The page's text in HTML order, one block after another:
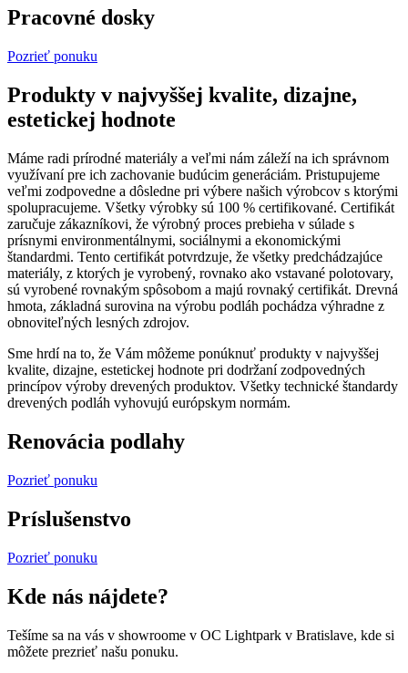
Pracovné dosky
Pozrieť ponuku
Produkty v najvyššej kvalite, dizajne,
estetickej hodnote
Máme radi prírodné materiály a veľmi nám záleží na ich správnom
využívaní pre ich zachovanie budúcim generáciám. Pristupujeme
veľmi zodpovedne a dôsledne pri výbere našich výrobcov s ktorými
spolupracujeme. Všetky výrobky sú 100 % certifikované. Certifikát
zaručuje zákazníkovi, že výrobný proces prebieha v súlade s
prísnymi environmentálnymi, sociálnymi a ekonomickými
štandardmi. Tento certifikát potvrdzuje, že všetky predchádzajúce
materiály, z ktorých je vyrobený, rovnako ako vstavané polotovary,
sú vyrobené rovnakým spôsobom a majú rovnaký certifikát. Drevná
hmota, základná surovina na výrobu podláh pochádza výhradne z
obnoviteľných lesných zdrojov.
Sme hrdí na to, že Vám môžeme ponúknuť produkty v najvyššej
kvalite, dizajne, estetickej hodnote pri dodržaní zodpovedných
princípov výroby drevených produktov. Všetky technické štandardy
drevených podláh vyhovujú európskym normám.
Renovácia podlahy
Pozrieť ponuku
Príslušenstvo
Pozrieť ponuku
Kde nás nájdete?
Tešíme sa na vás v showroome v OC Lightpark v Bratislave, kde si
môžete prezrieť našu ponuku.